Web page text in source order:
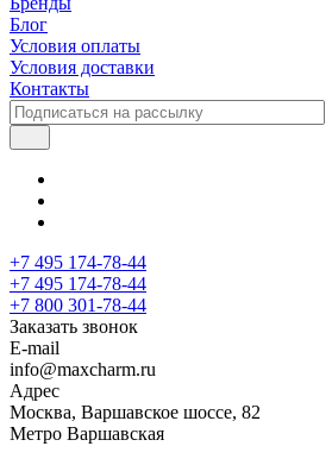
Блог
Условия оплаты
Условия доставки
Контакты
+7 495 174-78-44
+7 495 174-78-44
+7 800 301-78-44
Заказать звонок
E-mail
info@maxcharm.ru
Адрес
Москва, Варшавское шоссе, 82
Метро Варшавская